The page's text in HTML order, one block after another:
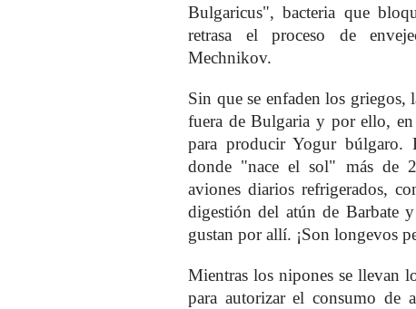
Bulgaricus", bacteria que
retrasa el proceso de
Mechnikov.
Sin que se enfaden los griegos,
fuera de Bulgaria y por ello,
para producir Yogur búlgaro.
donde "nace el sol" más de
aviones diarios refrigerados,
digestión del atún de Barbate
gustan por allí. ¡Son longevos
Mientras los nipones se llevan
para autorizar el consumo de